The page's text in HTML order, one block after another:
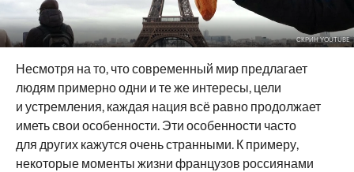
СКРИН YOUTUBE
Несмотря на то, что современный мир предлагает
людям примерно одни и те же интересы, цели
и устремления, каждая нация всё равно продолжает
иметь свои особенности. Эти особенности часто
для других кажутся очень странными. К примеру,
некоторые моменты жизни французов россиянами